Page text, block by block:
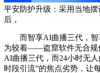
平安防护升级：采用当地
后，
而智享AI曲播三代，智
为较着——盗窟软件无合规
AI曲播三代，而24小时无
时段引流”的焦点劣势，让